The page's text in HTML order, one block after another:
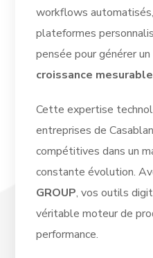
workflows
plateformes
pensée pour générer un
croissance mesurable
Cette expertise
entreprises de
compétitives dans un
constante évolution.
GROUP, vos outils
véritable moteur de
performance.